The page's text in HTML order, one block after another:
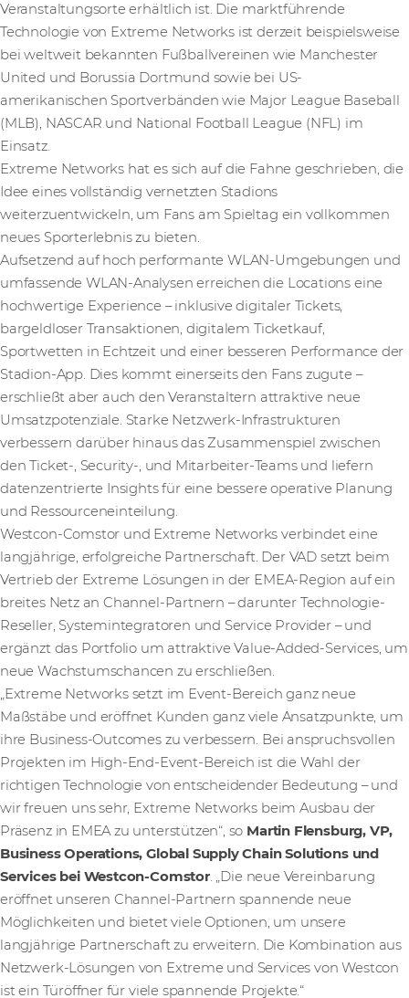
Veranstaltungsorte erhältlich ist. Die marktführende
Technologie von Extreme Networks ist derzeit beispielsweise
bei weltweit bekannten Fußballvereinen wie Manchester
United und Borussia Dortmund sowie bei US-
amerikanischen Sportverbänden wie Major League Baseball
(MLB), NASCAR und National Football League (NFL) im
Einsatz.
Extreme Networks hat es sich auf die Fahne geschrieben, die
Idee eines vollständig vernetzten Stadions
weiterzuentwickeln, um Fans am Spieltag ein vollkommen
neues Sporterlebnis zu bieten.
Aufsetzend auf hoch performante WLAN-Umgebungen und
umfassende WLAN-Analysen erreichen die Locations eine
hochwertige Experience – inklusive digitaler Tickets,
bargeldloser Transaktionen, digitalem Ticketkauf,
Sportwetten in Echtzeit und einer besseren Performance der
Stadion-App. Dies kommt einerseits den Fans zugute –
erschließt aber auch den Veranstaltern attraktive neue
Umsatzpotenziale. Starke Netzwerk-Infrastrukturen
verbessern darüber hinaus das Zusammenspiel zwischen
den Ticket-, Security-, und Mitarbeiter-Teams und liefern
datenzentrierte Insights für eine bessere operative Planung
und Ressourceneinteilung.
Westcon-Comstor und Extreme Networks verbindet eine
langjährige, erfolgreiche Partnerschaft. Der VAD setzt beim
Vertrieb der Extreme Lösungen in der EMEA-Region auf ein
breites Netz an Channel-Partnern – darunter Technologie-
Reseller, Systemintegratoren und Service Provider – und
ergänzt das Portfolio um attraktive Value-Added-Services, um
neue Wachstumschancen zu erschließen.
„Extreme Networks setzt im Event-Bereich ganz neue
Maßstäbe und eröffnet Kunden ganz viele Ansatzpunkte, um
ihre Business-Outcomes zu verbessern. Bei anspruchsvollen
Projekten im High-End-Event-Bereich ist die Wahl der
richtigen Technologie von entscheidender Bedeutung – und
wir freuen uns sehr, Extreme Networks beim Ausbau der
Präsenz in EMEA zu unterstützen“, so Martin Flensburg, VP,
Business Operations, Global Supply Chain Solutions und
Services bei Westcon-Comstor. „Die neue Vereinbarung
eröffnet unseren Channel-Partnern spannende neue
Möglichkeiten und bietet viele Optionen, um unsere
langjährige Partnerschaft zu erweitern. Die Kombination aus
Netzwerk-Lösungen von Extreme und Services von Westcon
ist ein Türöffner für viele spannende Projekte.“